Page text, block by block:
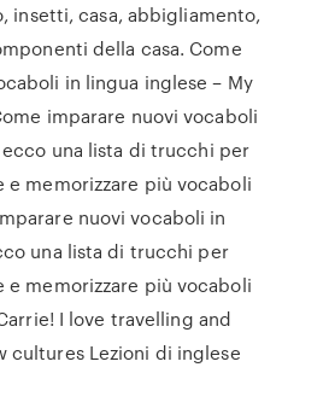
insetti, casa, abbigliamento,
della casa. Come
in lingua inglese – My
imparare nuovi vocaboli
una lista di trucchi per
e memorizzare più vocaboli
nuovi vocaboli in
una lista di trucchi per
e memorizzare più vocaboli
I love travelling and
cultures Lezioni di inglese